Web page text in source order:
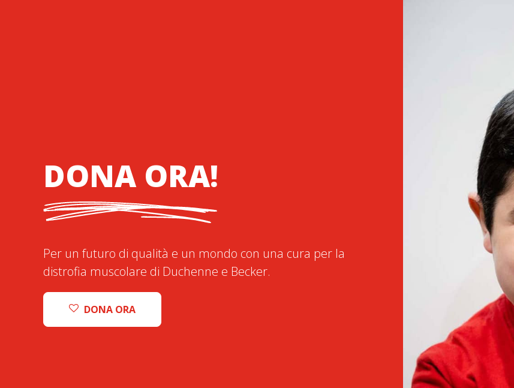
DONA ORA!
Per un futuro di qualità e un mondo con una cura per la
distrofia muscolare di Duchenne e Becker.
DONA ORA